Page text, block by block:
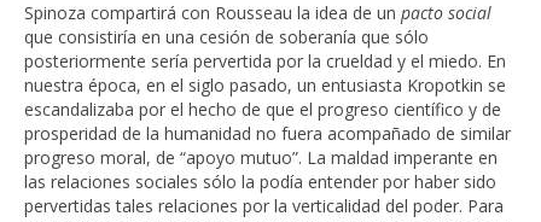
Spinoza compartirá con Rousseau la idea de un pacto social
que consistiría en una cesión de soberanía que sólo
posteriormente sería pervertida por la crueldad y el miedo. En
nuestra época, en el siglo pasado, un entusiasta Kropotkin se
escandalizaba por el hecho de que el progreso científico y de
prosperidad de la humanidad no fuera acompañado de similar
progreso moral, de “apoyo mutuo”. La maldad imperante en
las relaciones sociales sólo la podía entender por haber sido
pervertidas tales relaciones por la verticalidad del poder. Para